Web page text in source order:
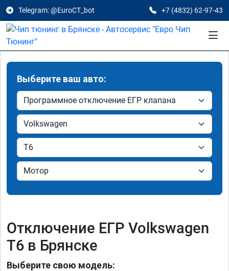
Telegram: @EuroCT_bot +7 (4832) 62-97-43
Выберите ваш авто:
Отключение ЕГР Volkswagen
T6 в Брянске
Выберите свою модель: